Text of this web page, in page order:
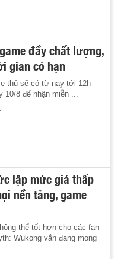
đầy chất lượng,
gian có hạn
thủ sẽ có từ nay tới 12h
10/8 để nhận miễn ...
lập mức giá thấp
nền tảng, game
thể tốt hơn cho các fan
Wukong vẫn đang mong